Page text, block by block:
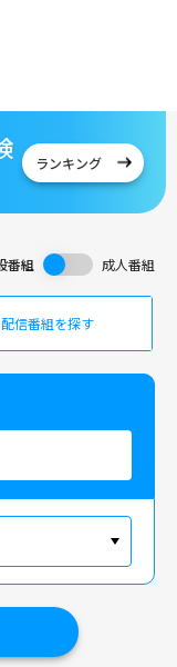
ランキング
番組 成人番組
配信番組を探す